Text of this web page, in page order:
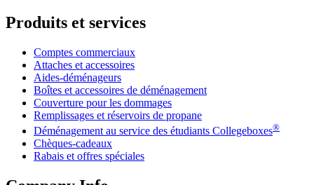
Produits et services
Comptes commerciaux
Attaches et accessoires
Aides-déménageurs
Boîtes et accessoires de déménagement
Couverture pour les dommages
Remplissages et réservoirs de propane
Déménagement au service des étudiants Collegeboxes®
Chèques-cadeaux
Rabais et offres spéciales